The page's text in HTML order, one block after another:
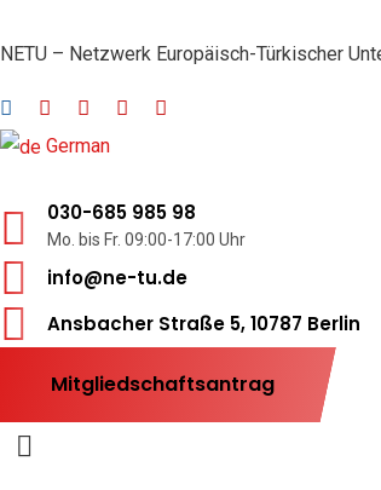
NETU – Netzwerk Europäisch-Türkischer
German
030-685 985 98
Mo. bis Fr. 09:00-17:00 Uhr
info@ne-tu.de
Ansbacher Straße 5, 10787 Berlin
Mitgliedschaftsantrag